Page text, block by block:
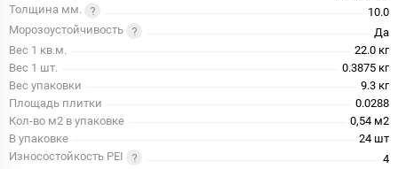
Толщина мм.
10.0
Морозоустойчивость
Да
Вес 1 кв.м.
22.0 кг
Вес 1 шт.
0.3875 кг
Вес упаковки
9.3 кг
Площадь плитки
0.0288
Кол-во м2 в упаковке
0,54 м2
В упаковке
24 шт
Износостойкость PEI
4